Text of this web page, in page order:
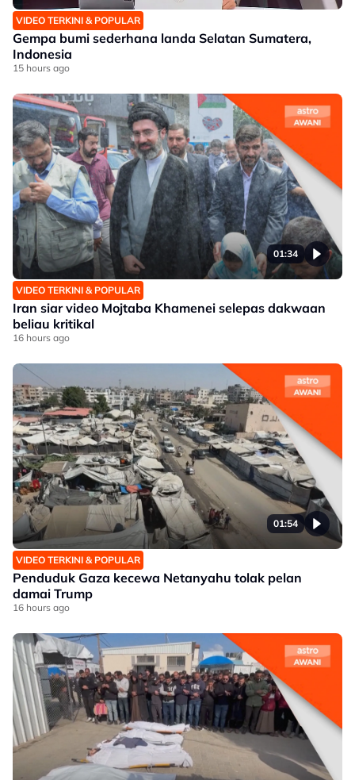
VIDEO TERKINI & POPULAR
Gempa bumi sederhana landa Selatan Sumatera,
Indonesia
15 hours ago
01:34
VIDEO TERKINI & POPULAR
Iran siar video Mojtaba Khamenei selepas dakwaan
beliau kritikal
16 hours ago
01:54
VIDEO TERKINI & POPULAR
Penduduk Gaza kecewa Netanyahu tolak pelan
damai Trump
16 hours ago